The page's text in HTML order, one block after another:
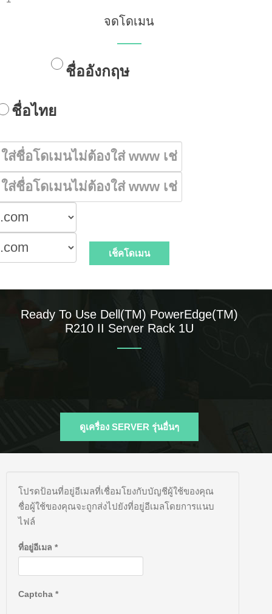
จดโดเมน
ชื่ออังกฤษ
ชื่อไทย
Ready To Use Dell(TM) PowerEdge(TM)
R210 II Server Rack 1U
ดูเครื่อง SERVER รุ่นอื่นๆ
โปรดป้อนที่อยู่อีเมลที่เชื่อมโยงกับบัญชีผู้ใช้ของคุณ
ชื่อผู้ใช้ของคุณจะถูกส่งไปยังที่อยู่อีเมลโดยการแนบ
ไฟล์
ที่อยู่อีเมล *
Captcha *